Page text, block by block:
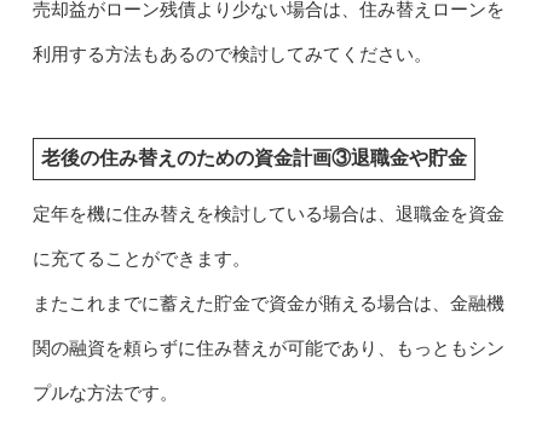
売却益がローン残債より少ない場合は、住み替えローンを
利用する方法もあるので検討してみてください。
老後の住み替えのための資金計画③退職金や貯金
定年を機に住み替えを検討している場合は、退職金を資金
に充てることができます。
またこれまでに蓄えた貯金で資金が賄える場合は、金融機
関の融資を頼らずに住み替えが可能であり、もっともシン
プルな方法です。